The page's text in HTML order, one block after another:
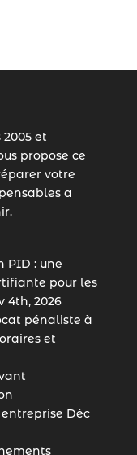
et
propose ce
votre
a
PID : une
pour les
4th, 2026
pénaliste à
et
Déc